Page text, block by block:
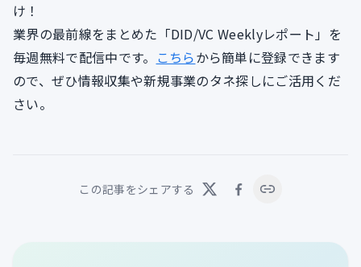
け！
業界の最前線をまとめた「DID/VC Weeklyレポート」を
毎週無料で配信中です。 こちらから簡単に登録できます
ので、ぜひ情報収集や新規事業のタネ探しにご活用くだ
さい。
この記事をシェアする